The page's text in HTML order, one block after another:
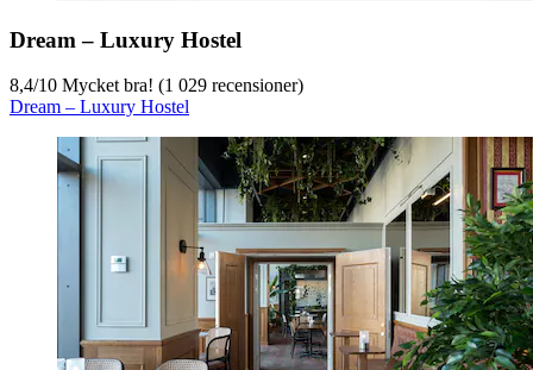
Dream – Luxury Hostel
8,4/10 Mycket bra! (1 029 recensioner)
Dream – Luxury Hostel